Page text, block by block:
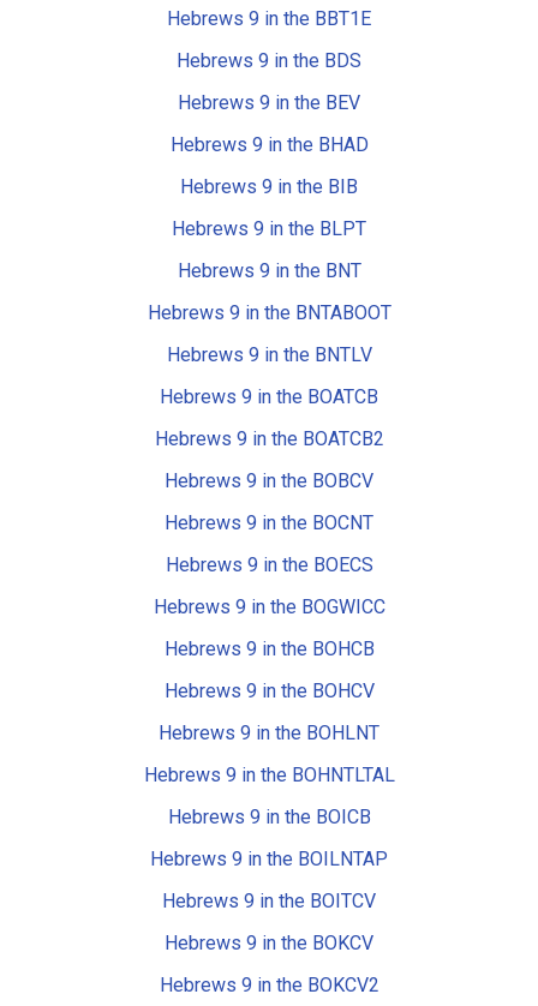
Hebrews 9 in the BBT1E
Hebrews 9 in the BDS
Hebrews 9 in the BEV
Hebrews 9 in the BHAD
Hebrews 9 in the BIB
Hebrews 9 in the BLPT
Hebrews 9 in the BNT
Hebrews 9 in the BNTABOOT
Hebrews 9 in the BNTLV
Hebrews 9 in the BOATCB
Hebrews 9 in the BOATCB2
Hebrews 9 in the BOBCV
Hebrews 9 in the BOCNT
Hebrews 9 in the BOECS
Hebrews 9 in the BOGWICC
Hebrews 9 in the BOHCB
Hebrews 9 in the BOHCV
Hebrews 9 in the BOHLNT
Hebrews 9 in the BOHNTLTAL
Hebrews 9 in the BOICB
Hebrews 9 in the BOILNTAP
Hebrews 9 in the BOITCV
Hebrews 9 in the BOKCV
Hebrews 9 in the BOKCV2